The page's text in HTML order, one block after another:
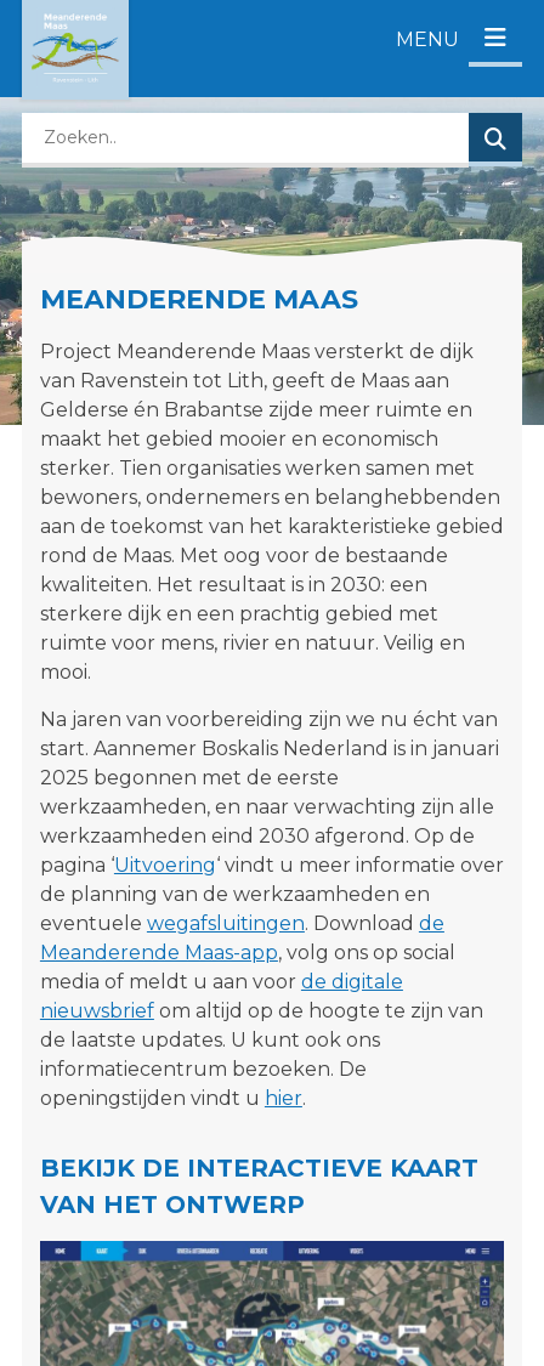
e
c
t
n
a
a
r
c
o
n
t
e
MENU
Z
o
e
k
e
n
o
p
d
e
MEANDERENDE MAAS
Project Meanderende Maas versterkt de dijk
van Ravenstein tot Lith, geeft de Maas aan
Gelderse én Brabantse zijde meer ruimte en
maakt het gebied mooier en economisch
sterker. Tien organisaties werken samen met
bewoners, ondernemers en belanghebbenden
aan de toekomst van het karakteristieke gebied
rond de Maas. Met oog voor de bestaande
kwaliteiten. Het resultaat is in 2030: een
sterkere dijk en een prachtig gebied met
ruimte voor mens, rivier en natuur. Veilig en
mooi.
Na jaren van voorbereiding zijn we nu écht van
start. Aannemer Boskalis Nederland is in januari
2025 begonnen met de eerste
werkzaamheden, en naar verwachting zijn alle
werkzaamheden eind 2030 afgerond. Op de
pagina ‘Uitvoering‘ vindt u meer informatie over
de planning van de werkzaamheden en
eventuele wegafsluitingen. Download de
Meanderende Maas-app, volg ons op social
media of meldt u aan voor de digitale
nieuwsbriefom altijd op de hoogte te zijn van
de laatste updates. U kunt ook ons
informatiecentrum bezoeken. De
openingstijden vindt u hier.
BEKIJK DE INTERACTIEVE KAART
VAN HET ONTWERP